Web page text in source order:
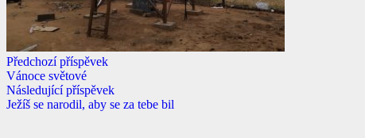
Předchozí příspěvek
Vánoce světové
Následující příspěvek
Ježíš se narodil, aby se za tebe bil